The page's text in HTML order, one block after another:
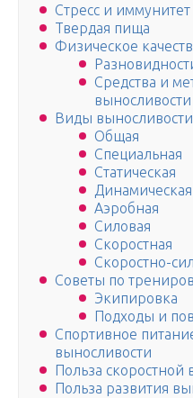
Стресс и иммунитет
Твердая пища
Физическое
Средства и
выносливости
Виды выносливости
Общая
Специальная
Статическая
Динамическая
Аэробная
Силовая
Скоростная
Скоростно-
Советы по
Экипировка
Подходы и
Спортивное
выносливости
Польза скоростной
Польза развития